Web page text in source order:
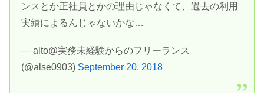
ンスとか正社員とかの理由じゃなくて、過去の利用
実績によるんじゃないかな…
— alto@実務未経験からのフリーランス
(@alse0903) September 20, 2018